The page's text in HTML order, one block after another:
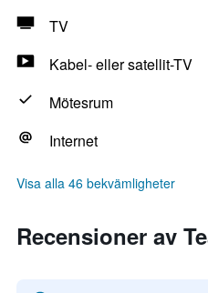
TV
Kabel- eller satellit-TV
Mötesrum
Internet
Visa alla 46 bekvämligheter
Recensioner av